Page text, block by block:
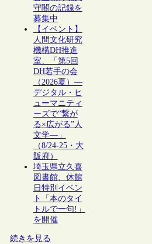
守閣の記録を
募集中
【イベント】
人間文化研究
機構DH推進
室、「第5回
DH若手の会
（2026夏）―
デジタル・ヒ
ューマニティ
ーズで“繋が
る×広がる”人
文学―」
（8/24-25・大
阪府）
埼玉県立久喜
図書館、休館
日特別イベン
ト「本のタイ
トルで一句!」
を開催
続きを見る